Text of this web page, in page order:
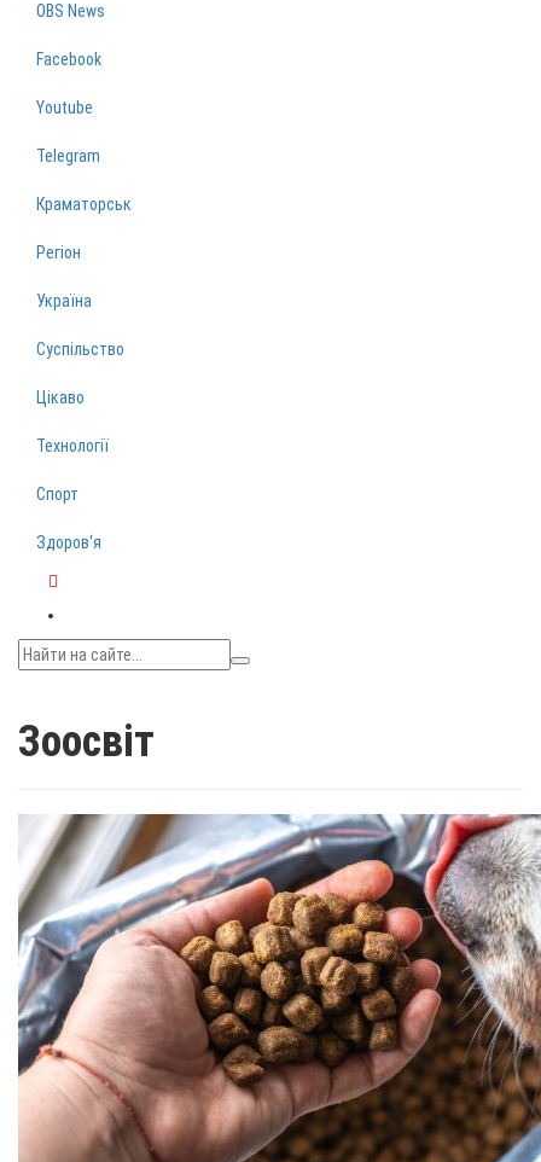
OBS News
Facebook
Youtube
Telegram
Краматорськ
Регіон
Україна
Суспільство
Цікаво
Технології
Спорт
Здоров‘я
Зоосвіт